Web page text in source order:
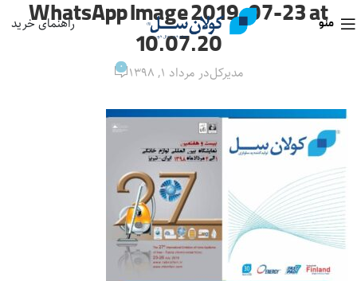
منو راهنمای خرید
WhatsApp Image 2019-07-23 at
10.07.20
مدیرکلدر مرداد ۱, ۱۳۹۸ 0